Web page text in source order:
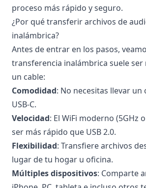
proceso más rápido y seguro.
¿Por qué transferir archivos de
inalámbrica?
Antes de entrar en los pasos,
transferencia inalámbrica suele
un cable:
Comodidad: No necesitas llevar
USB-C.
Velocidad: El WiFi moderno (5GHz
ser más rápido que USB 2.0.
Flexibilidad: Transfiere archivos
lugar de tu hogar u oficina.
Múltiples dispositivos: Comparte